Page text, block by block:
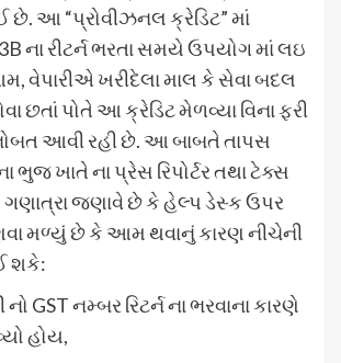
આ “પ્રોવીઝનલ ક્રેડિટ” માં
3B ના રીટર્ન ભરતા સમયે ઉપયોગ માં લઇ
વેપારીએ ખરીદેલા માલ કે સેવા બદલ
છતાં પોતે આ ક્રેડિટ મેળવ્યા વિના ફરી
આવી રહી છે. આ બાબતે તાપસ
ભુજ ખાતે ના પ્રેસ રિપોર્ટર તથા ટેક્સ
ગણાત્રા જણાવે છે કે હેલ્પ ડેસ્ક ઉપર
મળ્યું છે કે આમ થવાનું કારણ નીચેની
શકે:
નો GST નમ્બર રિટર્ન ના ભરવાના કારણે
હોય,